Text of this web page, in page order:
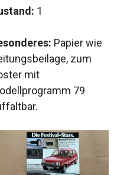
1
Papier wie
zum
mit
79